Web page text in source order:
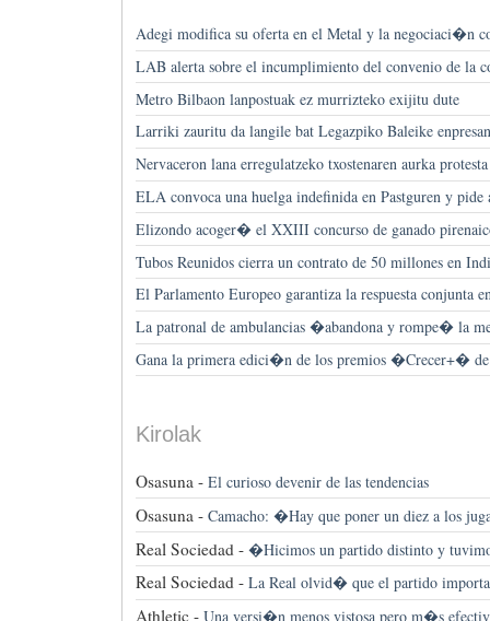
Adegi modifica su oferta en el Metal y la negociaci�n
LAB alerta sobre el incumplimiento del convenio de la
Metro Bilbaon lanpostuak ez murrizteko exijitu dute
Larriki zauritu da langile bat Legazpiko Baleike enpresan
Nervaceron lana erregulatzeko txostenaren aurka
ELA convoca una huelga indefinida en Pastguren y pide
Elizondo acoger� el XXIII concurso de ganado
Tubos Reunidos cierra un contrato de 50 millones en
El Parlamento Europeo garantiza la respuesta conjunta
La patronal de ambulancias �abandona y rompe� la
Gana la primera edici�n de los premios �Crecer+�
Kirolak
Osasuna - El curioso devenir de las tendencias
Osasuna - Camacho: �Hay que poner un diez a los
Real Sociedad - �Hicimos un partido distinto y
Real Sociedad - La Real olvid� que el partido
Athletic - Una versi�n menos vistosa pero m�s